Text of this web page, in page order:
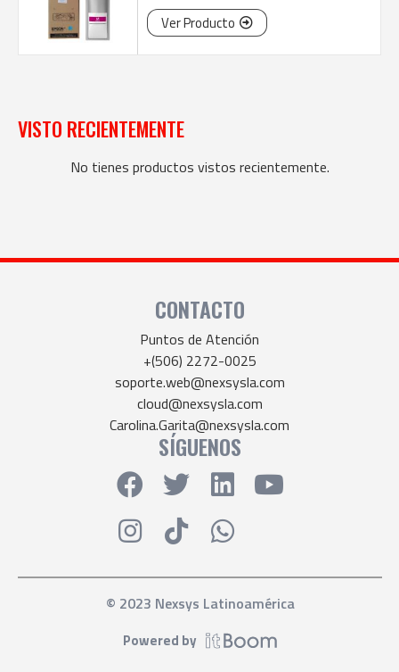
Ver Producto
VISTO RECIENTEMENTE
No tienes productos vistos recientemente.
CONTACTO
Puntos de Atención
+(506) 2272-0025
soporte.web@nexsysla.com
cloud@nexsysla.com
Carolina.Garita@nexsysla.com
SÍGUENOS
© 2023 Nexsys Latinoamérica
Powered by